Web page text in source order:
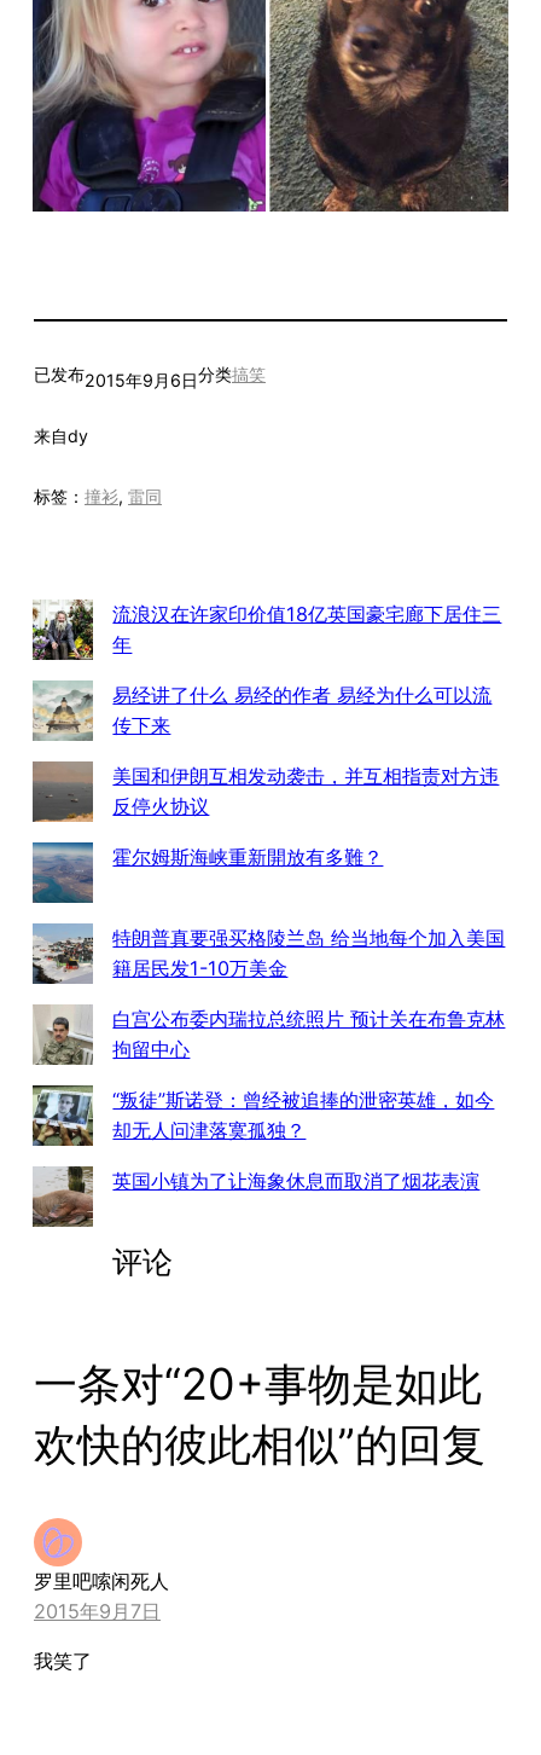
已发布2015年9月6日分类搞笑
来自dy
标签： 撞衫, 雷同
流浪汉在许家印价值18亿英国豪宅廊下居住三
年
易经讲了什么 易经的作者 易经为什么可以流
传下来
美国和伊朗互相发动袭击，并互相指责对方违
反停火协议
霍尔姆斯海峡重新開放有多難？
特朗普真要强买格陵兰岛 给当地每个加入美国
籍居民发1-10万美金
白宫公布委内瑞拉总统照片 预计关在布鲁克林
拘留中心
“叛徒”斯诺登：曾经被追捧的泄密英雄，如今
却无人问津落寞孤独？
英国小镇为了让海象休息而取消了烟花表演
评论
一条对“20+事物是如此
欢快的彼此相似”的回复
罗里吧嗦闲死人
2015年9月7日
我笑了